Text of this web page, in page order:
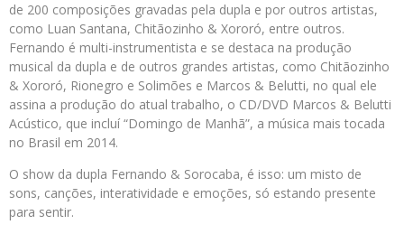
de 200 composições gravadas pela dupla e por outros artistas,
como Luan Santana, Chitãozinho & Xororó, entre outros.
Fernando é multi-instrumentista e se destaca na produção
musical da dupla e de outros grandes artistas, como Chitãozinho
& Xororó, Rionegro e Solimões e Marcos & Belutti, no qual ele
assina a produção do atual trabalho, o CD/DVD Marcos & Belutti
Acústico, que incluí “Domingo de Manhã”, a música mais tocada
no Brasil em 2014.
O show da dupla Fernando & Sorocaba, é isso: um misto de
sons, canções, interatividade e emoções, só estando presente
para sentir.